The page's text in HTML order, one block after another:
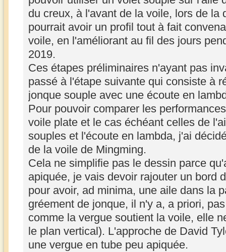
du creux, à l'avant de la voile, lors de la
pourrait avoir un profil tout à fait
voile, en l'améliorant au fil des jours
2019.
Ces étapes préliminaires n'ayant pas
passé à l'étape suivante qui consiste à
jonque souple avec une écoute en
Pour pouvoir comparer les
voile plate et le cas échéant celles de
souples et l'écoute en lambda, j'ai
de la voile de Mingming.
Cela ne simplifie pas le dessin parce
apiquée, je vais devoir rajouter un bord
pour avoir, ad minima, une aile dans la
gréement de jonque, il n'y a, a priori,
comme la vergue soutient la voile, elle
le plan vertical). L'approche de David
une vergue en tube peu apiquée.